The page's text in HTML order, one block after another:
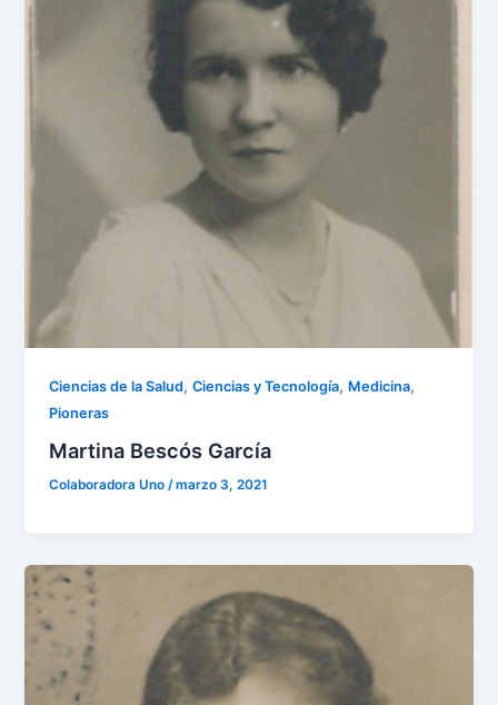
Ciencias de la Salud,Ciencias y Tecnología, Medicina,
Pioneras
Martina Bescós García
Colaboradora Uno/marzo 3, 2021